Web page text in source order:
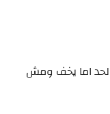
لحد اما يخف ومش